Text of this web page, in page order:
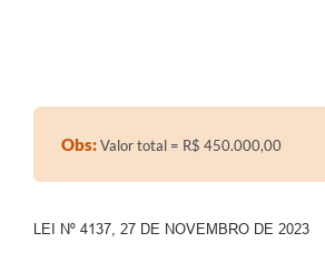
Contratos
Ouvidoria
Audiências Públicas
Obs:Valor total = R$ 450.000,00
LEI Nº 4137, 27 DE NOVEMBRO DE 2023